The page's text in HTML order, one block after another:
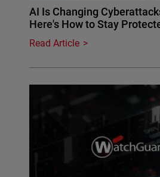
AI Is Changing
Here's How to Stay
Read Article